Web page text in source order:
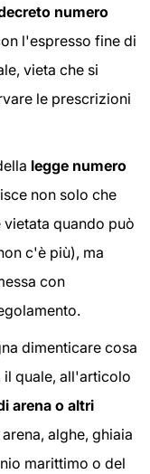
numero
l'espresso fine di
vieta che si
le prescrizioni
legge numero
non solo che
quando può
c'è più), ma
con
dimenticare cosa
il quale, all'articolo
arena o altri
alghe, ghiaia
marittimo o del